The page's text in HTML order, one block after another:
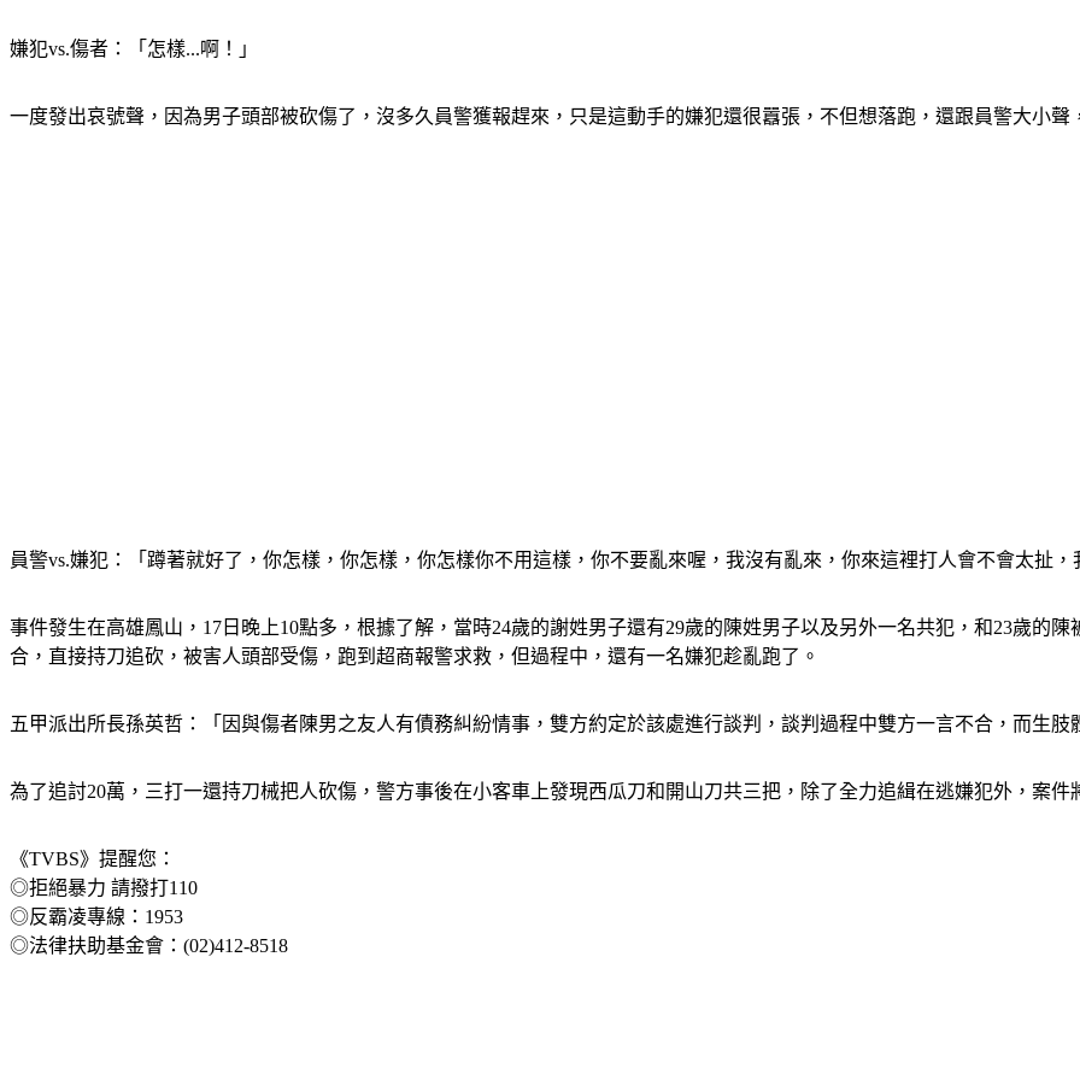
嫌犯vs.傷者：「怎樣...啊！」
一度發出哀號聲，因為男子頭部被砍傷了，沒多久員警獲報趕來，只是這動手的嫌犯還很囂張，不但想落跑，還跟員警大小聲
員警vs.嫌犯：「蹲著就好了，你怎樣，你怎樣，你怎樣你不用這樣，你不要亂來喔，我沒有亂來，你來這裡打人會不會太扯，
事件發生在高雄鳳山，17日晚上10點多，根據了解，當時24歲的謝姓男子還有29歲的陳姓男子以及另外一名共犯，和23歲的
合，直接持刀追砍，被害人頭部受傷，跑到超商報警求救，但過程中，還有一名嫌犯趁亂跑了。
五甲派出所長孫英哲：「因與傷者陳男之友人有債務糾紛情事，雙方約定於該處進行談判，談判過程中雙方一言不合，而生肢
為了追討20萬，三打一還持刀械把人砍傷，警方事後在小客車上發現西瓜刀和開山刀共三把，除了全力追緝在逃嫌犯外，案件
《TVBS》提醒您：
◎拒絕暴力 請撥打110
◎反霸凌專線：1953
◎法律扶助基金會：(02)412-8518